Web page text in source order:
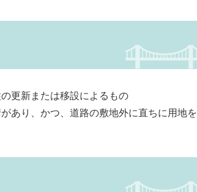
更新または移設によるもの
あり、かつ、道路の敷地外に直ちに用地を